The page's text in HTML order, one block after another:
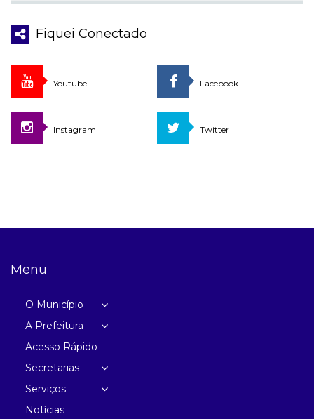
Fiquei Conectado
Youtube Facebook
Instagram Twitter
Menu
O Município
A Prefeitura
Acesso Rápido
Secretarias
Serviços
Notícias